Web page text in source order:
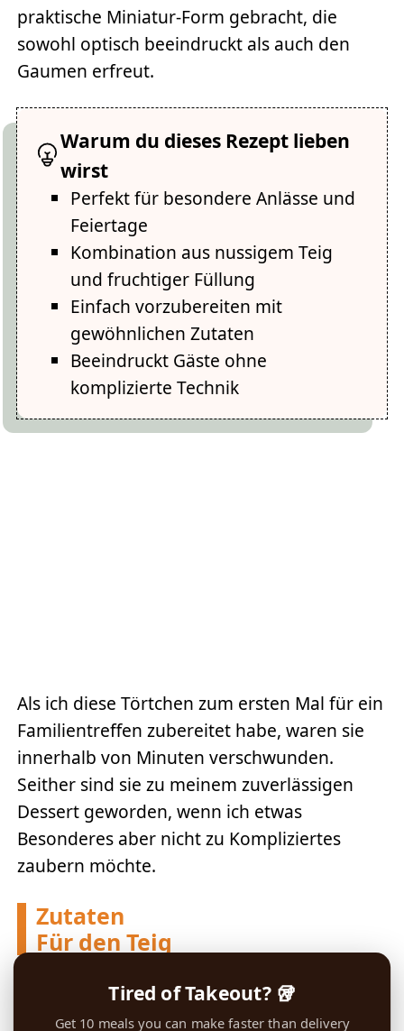
praktische Miniatur-Form gebracht, die
sowohl optisch beeindruckt als auch den
Gaumen erfreut.
Warum du dieses Rezept lieben
wirst
Perfekt für besondere Anlässe und
Feiertage
Kombination aus nussigem Teig
und fruchtiger Füllung
Einfach vorzubereiten mit
gewöhnlichen Zutaten
Beeindruckt Gäste ohne
komplizierte Technik
Als ich diese Törtchen zum ersten Mal für ein
Familientreffen zubereitet habe, waren sie
innerhalb von Minuten verschwunden.
Seither sind sie zu meinem zuverlässigen
Dessert geworden, wenn ich etwas
Besonderes aber nicht zu Kompliziertes
zaubern möchte.
Zutaten
Für den Teig
Tired of Takeout? 🥡
Get 10 meals you can make faster than delivery